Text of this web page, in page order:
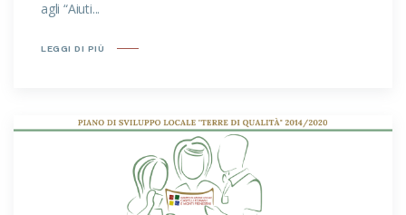
agli “Aiuti...
LEGGI DI PIÙ